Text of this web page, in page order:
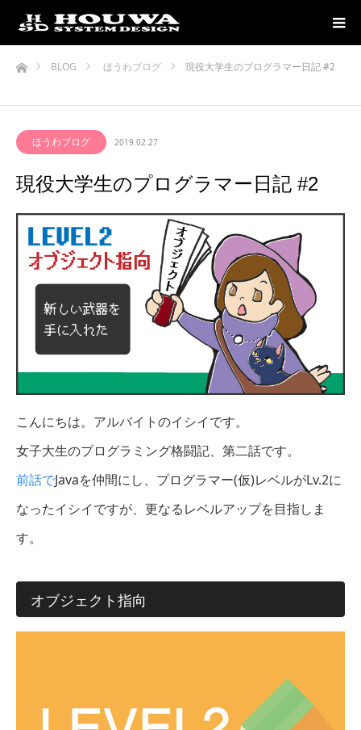
ホームBLOG ほうわブログ 現役大学生のプログラマー日記 #2
ほうわブログ 2019.02.27
現役大学生のプログラマー日記 #2
こんにちは。アルバイトのイシイです。
女子大生のプログラミング格闘記、第二話です。
前話でJavaを仲間にし、プログラマー(仮)レベルがLv.2に
なったイシイですが、更なるレベルアップを目指しま
す。
オブジェクト指向